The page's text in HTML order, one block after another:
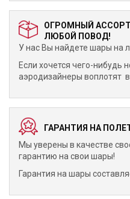
ОГРОМНЫЙ
ЛЮБОЙ ПОВОД!
У нас Вы найдете шары на
Если хочется чего-нибудь
аэродизайнеры воплотят
ГАРАНТИЯ НА
Мы уверены в качестве
гарантию на свои шары!
Гарантия на шары